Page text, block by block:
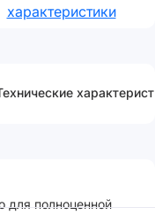
характеристики
для полноценной